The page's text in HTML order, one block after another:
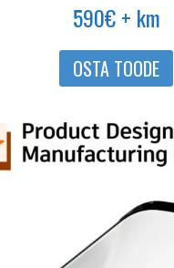
590€ + km
OSTA TOODE